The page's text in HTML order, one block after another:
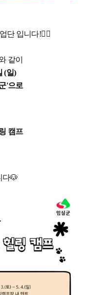
단 입니다!🖐🏻
같이
(일)
'으로
캠프
다🐶